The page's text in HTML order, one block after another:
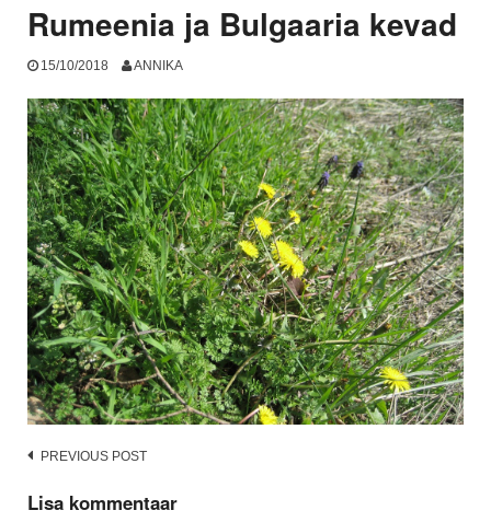
Rumeenia ja Bulgaaria kevad
15/10/2018 ANNIKA
Post
navigation
PREVIOUS POST
Lisa kommentaar